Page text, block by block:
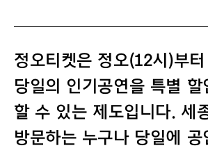
정오티켓은 정오(12시)부
당일의 인기공연을 특별 할
할 수 있는 제도입니다. 세
방문하는 누구나 당일에